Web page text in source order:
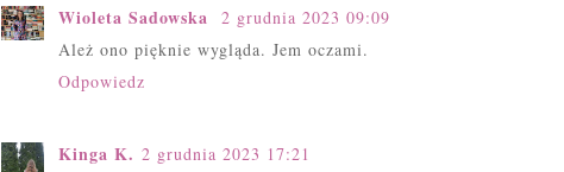
Wioleta Sadowska
2 grudnia 2023 09:09
Ależ ono pięknie wygląda. Jem oczami.
Odpowiedz
Kinga K. 2 grudnia 2023 17:21